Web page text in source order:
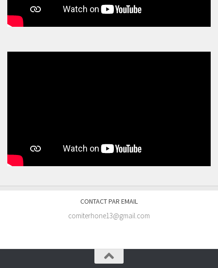
CONTACT PAR EMAIL
comiterhone13@gmail.com